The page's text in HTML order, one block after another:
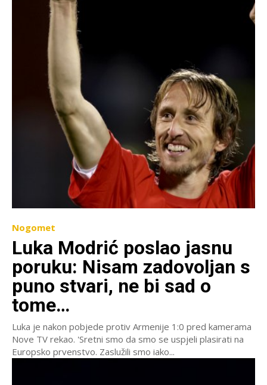
Nogomet
Luka Modrić poslao jasnu
poruku: Nisam zadovoljan s
puno stvari, ne bi sad o
tome…
Luka je nakon pobjede protiv Armenije 1:0 pred kamerama
Nove TV rekao. 'Sretni smo da smo se uspjeli plasirati na
Europsko prvenstvo. Zaslužili smo iako...